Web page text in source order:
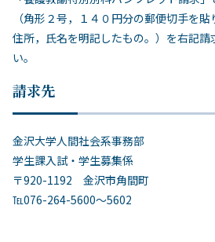
（角形２号，１４０円分の郵便切手を貼
住所，氏名を明記したもの。）を右記
い。
請求先
金沢大学人間社会系事務部
学生課入試・学生募集係
〒920-1192 金沢市角間町
℡076-264-5600～5602